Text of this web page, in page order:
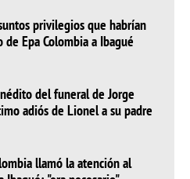
privilegios que habrían
Epa Colombia a Ibagué
del funeral de Jorge
adiós de Lionel a su padre
llamó la atención al